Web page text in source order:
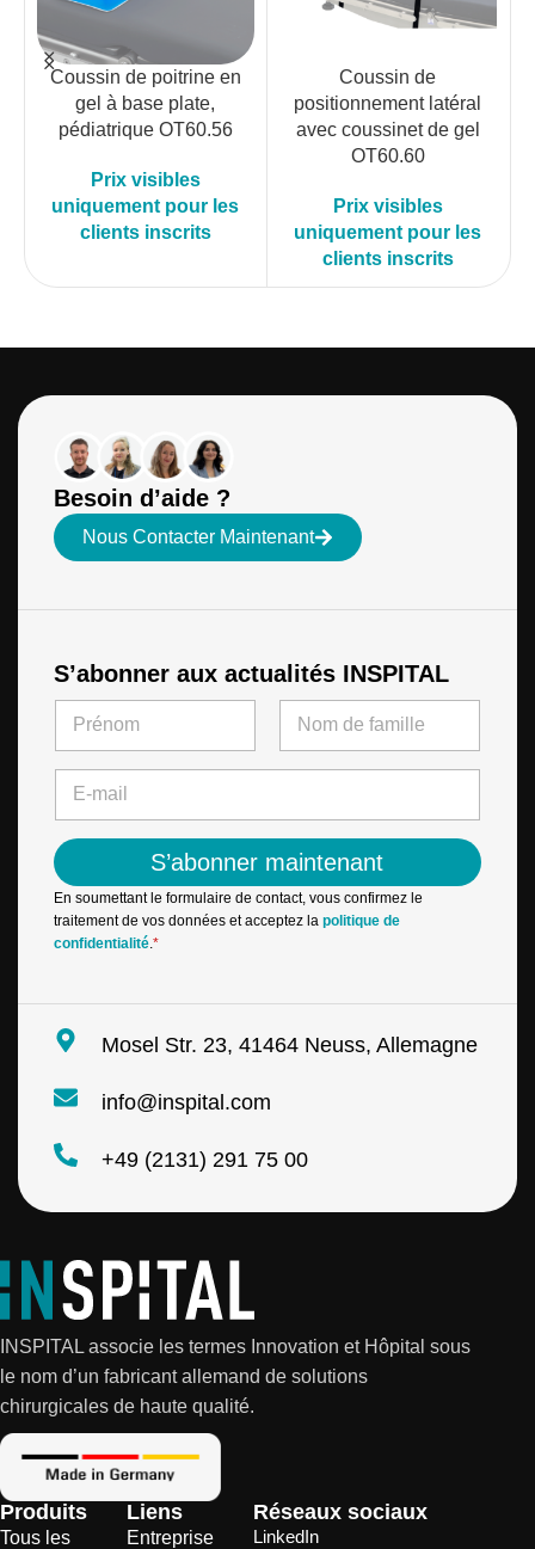
Coussin de poitrine en
gel à base plate,
pédiatrique OT60.56
Prix visibles
uniquement pour les
clients inscrits
Coussin de
positionnement latéral
avec coussinet de gel
OT60.60
Prix visibles
uniquement pour les
clients inscrits
Besoin d’aide ?
Nous Contacter Maintenant
S’abonner aux actualités INSPITAL
m
m
a
i
l
*
S’abonner maintenant
En soumettant le formulaire de contact, vous confirmez le
traitement de vos données et acceptez la politique de
confidentialité.*
Mosel Str. 23, 41464 Neuss, Allemagne
info@inspital.com
+49 (2131) 291 75 00
INSPITAL associe les termes Innovation et Hôpital sous
le nom d’un fabricant allemand de solutions
chirurgicales de haute qualité.
Produits
Tous les
Liens
Entreprise
Réseaux sociaux
LinkedIn